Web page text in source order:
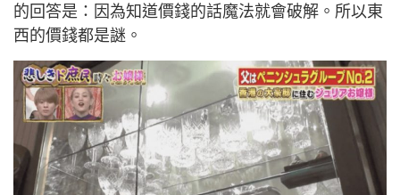
的回答是：因為知道價錢的話魔法就會破解。所以東
西的價錢都是謎。